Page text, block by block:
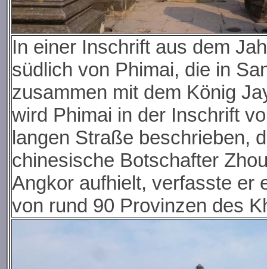
In einer Inschrift aus dem
südlich von Phimai, die in
zusammen mit dem König
wird Phimai in der Inschrift
langen Straße beschrieben,
chinesische Botschafter
Angkor aufhielt, verfasste er
von rund 90 Provinzen des